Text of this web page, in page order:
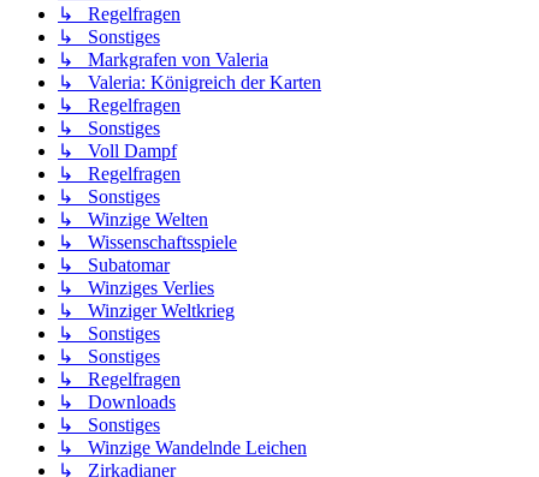
↳ Regelfragen
↳ Sonstiges
↳ Markgrafen von Valeria
↳ Valeria: Königreich der Karten
↳ Regelfragen
↳ Sonstiges
↳ Voll Dampf
↳ Regelfragen
↳ Sonstiges
↳ Winzige Welten
↳ Wissenschaftsspiele
↳ Subatomar
↳ Winziges Verlies
↳ Winziger Weltkrieg
↳ Sonstiges
↳ Sonstiges
↳ Regelfragen
↳ Downloads
↳ Sonstiges
↳ Winzige Wandelnde Leichen
↳ Zirkadianer